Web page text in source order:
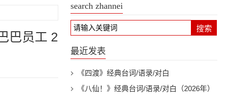
巴员工 2
search zhannei
搜索
最近发表
《四渡》经典台词/语录/对白
《八仙！》经典台词/语录/对白（2026年）